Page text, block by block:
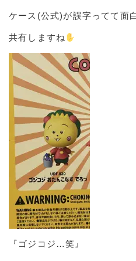
ケース(公式)が誤字ってて面
共有しますね
『ゴジコジ…笑』